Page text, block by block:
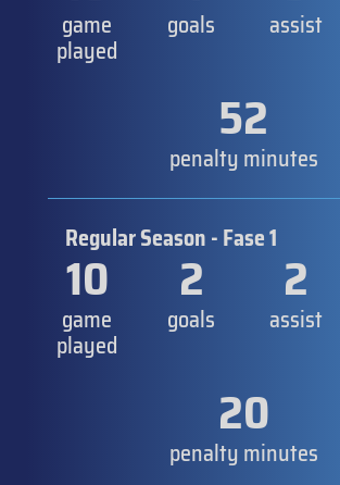
game
played
goals assist
52
penalty minutes
Regular Season - Fase 1
10
game
played
2
goals
2
assist
20
penalty minutes